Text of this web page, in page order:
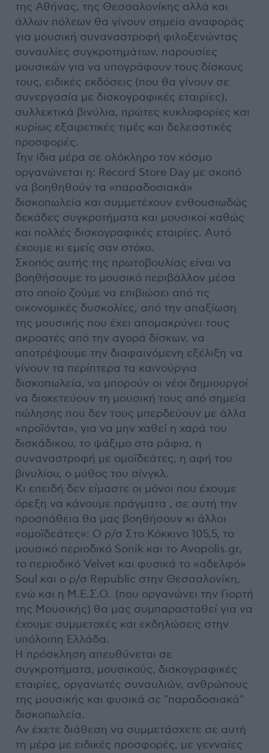
της Αθήνας, της Θεσσαλονίκης αλλά και
άλλων πόλεων θα γίνουν σημεία αναφοράς
για μουσική συναναστροφή φιλοξενώντας
συναυλίες συγκροτημάτων, παρουσίες
μουσικών για να υπογράφουν τους δίσκους
τους, ειδικές εκδόσεις (που θα γίνουν σε
συνεργασία με δισκογραφικές εταιρίες),
συλλεκτικά βινύλια, πρώτες κυκλοφορίες και
κυρίως εξαιρετικές τιμές και δελεαστικές
προσφορές.
Την ίδια μέρα σε ολόκληρο τον κόσμο
οργανώνεται η: Record Store Day με σκοπό
να βοηθηθούν τα «παραδοσιακά»
δισκοπωλεία και συμμετέχουν ενθουσιωδώς
δεκάδες συγκροτήματα και μουσικοί καθώς
και πολλές δισκογραφικές εταιρίες. Αυτό
έχουμε κι εμείς σαν στόχο.
Σκοπός αυτής της πρωτοβουλίας είναι να
βοηθήσουμε το μουσικό περιβάλλον μέσα
στο οποίο ζούμε να επιβιώσει από τις
οικονομικές δυσκολίες, από την απαξίωση
της μουσικής που έχει απομακρύνει τους
ακροατές από την αγορά δίσκων, να
αποτρέψουμε την διαφαινόμενη εξέλιξη να
γίνουν τα περίπτερα τα καινούργια
δισκοπωλεία, να μπορούν οι νέοι δημιουργοί
να διοχετεύουν τη μουσική τους από σημεία
πώλησης που δεν τους μπερδεύουν με άλλα
«προϊόντα», για να μην χαθεί η χαρά του
δισκάδικου, το ψάξιμο στα ράφια, η
συναναστροφή με ομοϊδεάτες, η αφή του
βινυλίου, ο μύθος του σίνγκλ.
Κι επειδή δεν είμαστε οι μόνοι που έχουμε
όρεξη να κάνουμε πράγματα , σε αυτή την
προσπάθεια θα μας βοηθήσουν κι άλλοι
«ομοϊδεάτες»: Ο ρ/σ Στο Κόκκινο 105,5, το
μουσικό περιοδικό Sonik και το Avopolis.gr,
το περιοδικό Velvet και φυσικά το «αδελφό»
Soul και ο ρ/σ Republic στην Θεσσαλονίκη,
ενώ και η Μ.Ε.Σ.Ο. (που οργανώνει την Γιορτή
της Μουσικής) θα μας συμπαρασταθεί για να
έχουμε συμμετοχές και εκδηλώσεις στην
υπόλοιπη Ελλάδα.
Η πρόσκληση απευθύνεται σε
συγκροτήματα, μουσικούς, δισκογραφικές
εταιρίες, οργανωτές συναυλιών, ανθρώπους
της μουσικής και φυσικά σε "παραδοσιακά"
δισκοπωλεία.
Αν έχετε διάθεση να συμμετάσχετε σε αυτή
τη μέρα με ειδικές προσφορές, με γενναίες